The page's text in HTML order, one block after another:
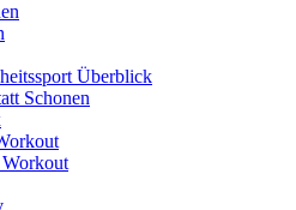
Überblick
Schonen